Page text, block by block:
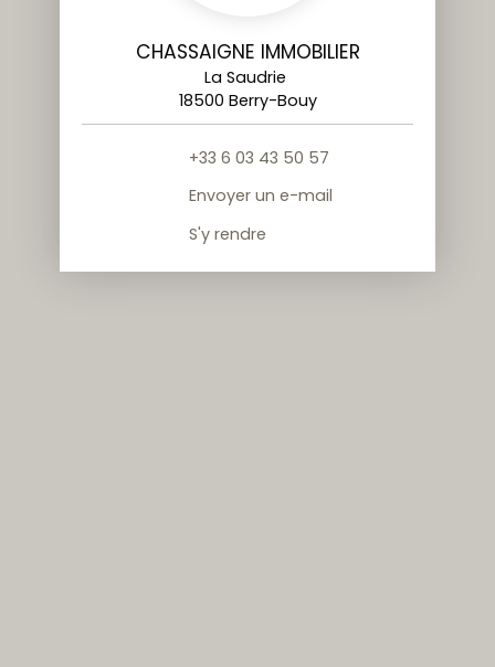
CHASSAIGNE IMMOBILIER
La Saudrie
18500 Berry-Bouy
+33 6 03 43 50 57
Envoyer un e-mail
S'y rendre